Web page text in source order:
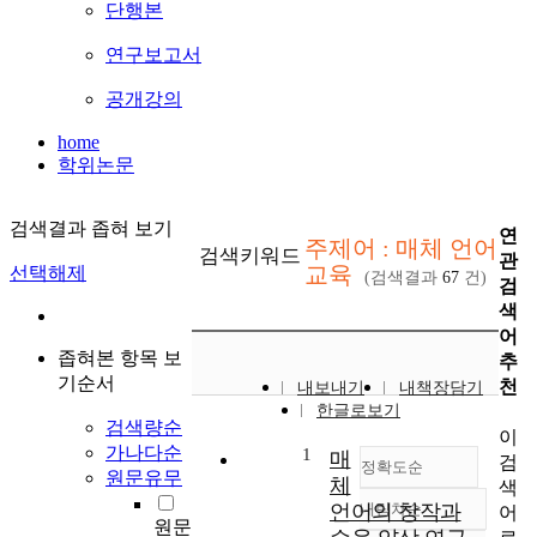
단행본
연구보고서
공개강의
home
학위논문
검색결과 좁혀 보기
선택해제
좁혀본 항목 보
기순서
검색량순
가나다순
원문유무
원문
검색키워드 주제어 : 매체 언어
교육
(검색결과 67 건)
내보내기
내책장담기
한글로보기
정확도순
정확도
내림차순
1
매
체
언어의 창작과
연
관
검
색
어
추
천
이
검
색
어